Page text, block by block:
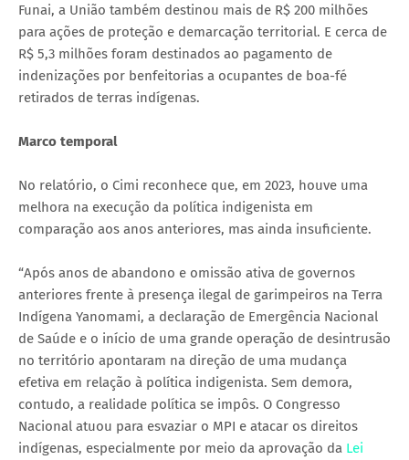
Funai, a União também destinou mais de R$ 200 milhões
para ações de proteção e demarcação territorial. E cerca de
R$ 5,3 milhões foram destinados ao pagamento de
indenizações por benfeitorias a ocupantes de boa-fé
retirados de terras indígenas.
Marco temporal
No relatório, o Cimi reconhece que, em 2023, houve uma
melhora na execução da política indigenista em
comparação aos anos anteriores, mas ainda insuficiente.
“Após anos de abandono e omissão ativa de governos
anteriores frente à presença ilegal de garimpeiros na Terra
Indígena Yanomami, a declaração de Emergência Nacional
de Saúde e o início de uma grande operação de desintrusão
no território apontaram na direção de uma mudança
efetiva em relação à política indigenista. Sem demora,
contudo, a realidade política se impôs. O Congresso
Nacional atuou para esvaziar o MPI e atacar os direitos
indígenas, especialmente por meio da aprovação da Lei